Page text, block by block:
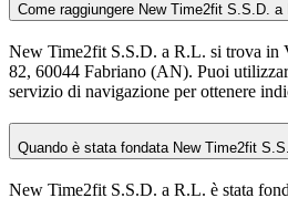
Come raggiungere New Time2fit S.S.D. a
New Time2fit S.S.D. a R.L. si trova
82, 60044 Fabriano (AN). Puoi
servizio di navigazione per ottenere
Quando è stata fondata New Time2fit
New Time2fit S.S.D. a R.L. è stata